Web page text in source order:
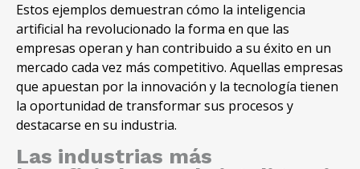
Estos ejemplos demuestran cómo la inteligencia
artificial ha revolucionado la forma en que las
empresas operan y han contribuido a su éxito en un
mercado cada vez más competitivo. Aquellas empresas
que apuestan por la innovación y la tecnología tienen
la oportunidad de transformar sus procesos y
destacarse en su industria.
Las industrias más